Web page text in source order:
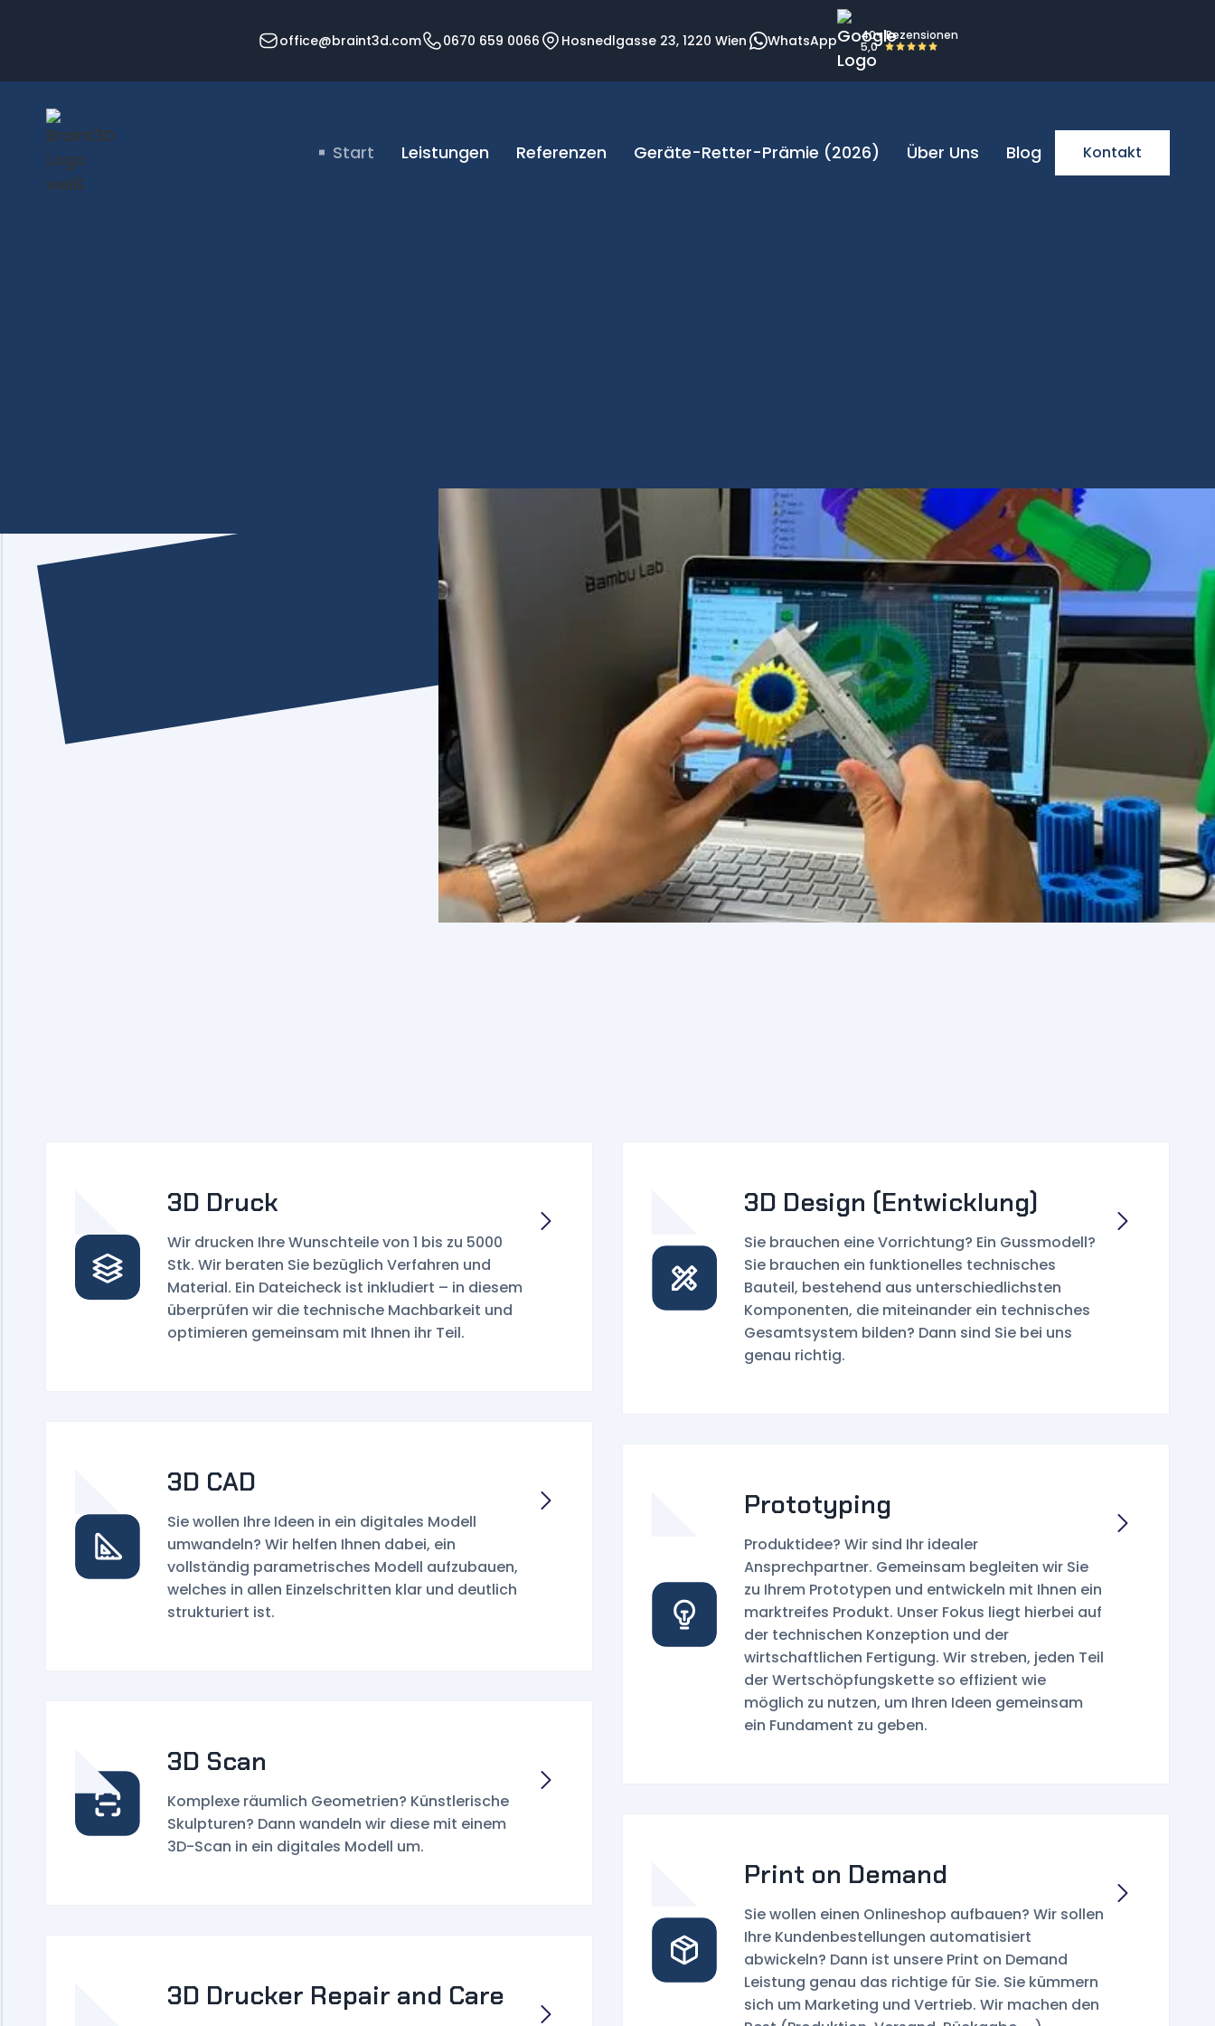
office@braint3d.com 0670 659 0066 Hosnedlgasse 23, 1220 Wien WhatsApp 40+ Rezensionen
5,0
Start Leistungen Referenzen Geräte-Retter-Prämie (2026) Über Uns Blog Kontakt
3D Druck
Wir drucken Ihre Wunschteile von 1 bis zu 5000
Stk. Wir beraten Sie bezüglich Verfahren und
Material. Ein Dateicheck ist inkludiert – in diesem
überprüfen wir die technische Machbarkeit und
optimieren gemeinsam mit Ihnen ihr Teil.
3D CAD
Sie wollen Ihre Ideen in ein digitales Modell
umwandeln? Wir helfen Ihnen dabei, ein
vollständig parametrisches Modell aufzubauen,
welches in allen Einzelschritten klar und deutlich
strukturiert ist.
3D Scan
Komplexe räumlich Geometrien? Künstlerische
Skulpturen? Dann wandeln wir diese mit einem
3D-Scan in ein digitales Modell um.
3D Drucker Repair and Care
3D Design (Entwicklung)
Sie brauchen eine Vorrichtung? Ein Gussmodell?
Sie brauchen ein funktionelles technisches
Bauteil, bestehend aus unterschiedlichsten
Komponenten, die miteinander ein technisches
Gesamtsystem bilden? Dann sind Sie bei uns
genau richtig.
Prototyping
Produktidee? Wir sind Ihr idealer
Ansprechpartner. Gemeinsam begleiten wir Sie
zu Ihrem Prototypen und entwickeln mit Ihnen ein
marktreifes Produkt. Unser Fokus liegt hierbei auf
der technischen Konzeption und der
wirtschaftlichen Fertigung. Wir streben, jeden Teil
der Wertschöpfungskette so effizient wie
möglich zu nutzen, um Ihren Ideen gemeinsam
ein Fundament zu geben.
Print on Demand
Sie wollen einen Onlineshop aufbauen? Wir sollen
Ihre Kundenbestellungen automatisiert
abwickeln? Dann ist unsere Print on Demand
Leistung genau das richtige für Sie. Sie kümmern
sich um Marketing und Vertrieb. Wir machen den